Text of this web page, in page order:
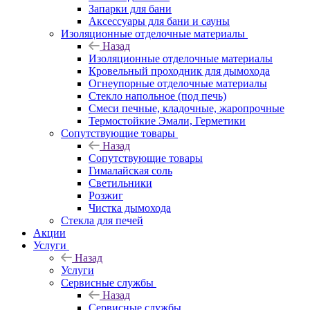
Запарки для бани
Аксессуары для бани и сауны
Изоляционные отделочные материалы
Назад
Изоляционные отделочные материалы
Кровельный проходник для дымохода
Огнеупорные отделочные материалы
Стекло напольное (под печь)
Смеси печные, кладочные, жаропрочные
Термостойкие Эмали, Герметики
Сопутствующие товары
Назад
Сопутствующие товары
Гималайская соль
Светильники
Розжиг
Чистка дымохода
Стекла для печей
Акции
Услуги
Назад
Услуги
Сервисные службы
Назад
Сервисные службы